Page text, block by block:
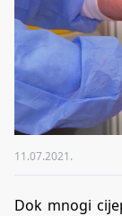
11.07.2021.
Dok mnogi